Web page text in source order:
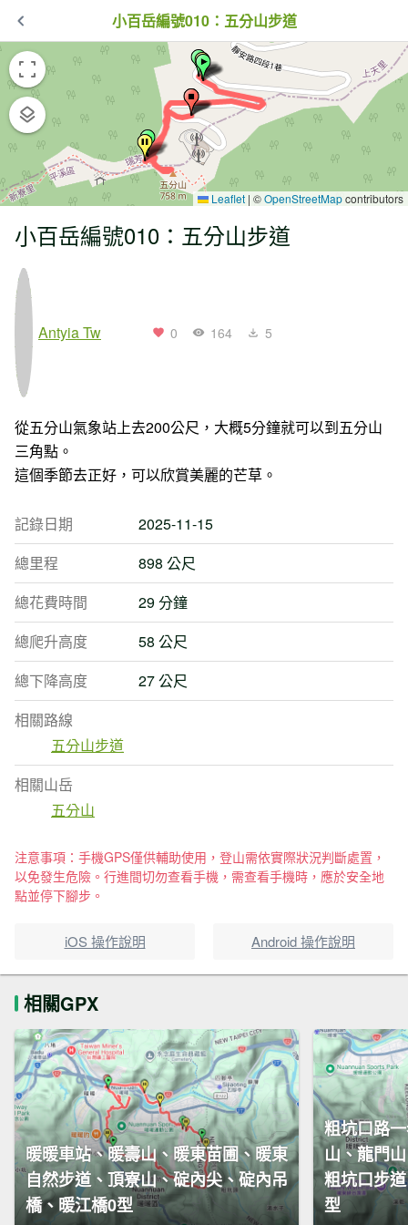
小百岳編號010：五分山步道
Leaflet | ©OpenStreetMapcontributors
小百岳編號010：五分山步道
Antyia Tw 0 164 5
從五分山氣象站上去200公尺，大概5分鐘就可以到五分山
三角點。
這個季節去正好，可以欣賞美麗的芒草。
記錄日期
2025-11-15
總里程
898 公尺
總花費時間
29 分鐘
總爬升高度
58 公尺
總下降高度
27 公尺
相關路線
五分山步道
相關山岳
五分山
注意事項：手機GPS僅供輔助使用，登山需依實際狀況判斷處置，
以免發生危險。行進間切勿查看手機，需查看手機時，應於安全地
點並停下腳步。
iOS 操作說明 Android 操作說明
相關GPX
暖暖車站、暖壽山、暖東苗圃、暖東
自然步道、頂寮山、碇內尖、碇內吊
橋、暖江橋0型
粗坑口路
山、龍門
粗坑口步
型